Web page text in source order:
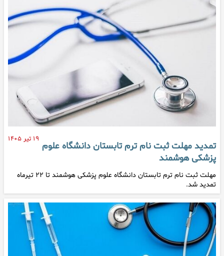
۱۹ تیر ۱۴۰۵
تمدید مهلت ثبت نام ترم تابستان دانشگاه علوم
پزشکی هوشمند
مهلت ثبت نام ترم تابستان دانشگاه علوم پزشکی هوشمند تا ۲۲ تیرماه
تمدید شد.